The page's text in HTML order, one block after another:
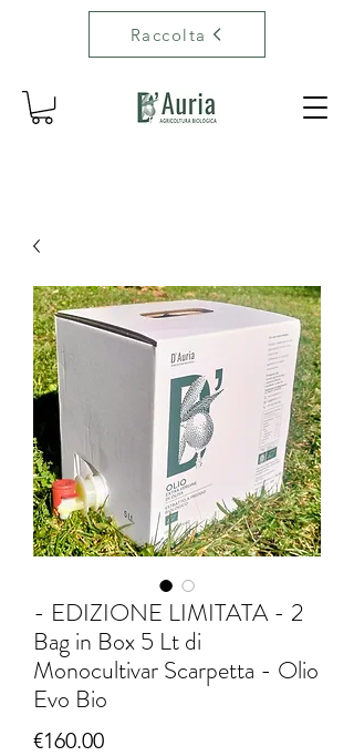
Raccolta
- EDIZIONE LIMITATA - 2
Bag in Box 5 Lt di
Monocultivar Scarpetta - Olio
Evo Bio
€160.00Price